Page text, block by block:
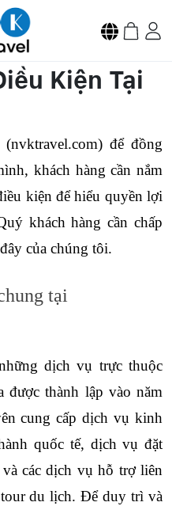
Kiện Tại
để đồng
khách hàng cần nắm
kiện để hiểu quyền lợi
khách hàng cần chấp
của chúng tôi.
tại
dịch vụ trực thuộc
thành lập vào năm
cung cấp dịch vụ kinh
quốc tế, dịch vụ đặt
các dịch vụ hỗ trợ liên
du lịch. Để duy trì và